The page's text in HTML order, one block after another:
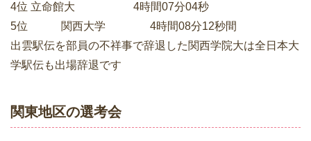
4位 立命館大 4時間07分04秒
5位 関西大学 4時間08分12秒間
出雲駅伝を部員の不祥事で辞退した関西学院大は全日本大
学駅伝も出場辞退です
関東地区の選考会